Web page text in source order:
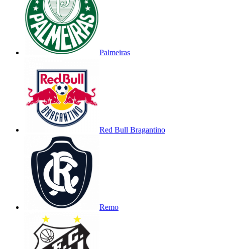
Palmeiras
Red Bull Bragantino
Remo